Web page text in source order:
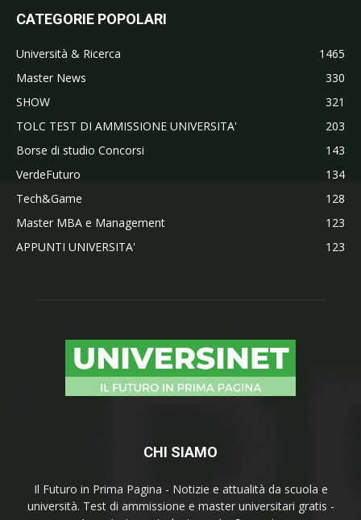
CATEGORIE POPOLARI
Università & Ricerca
1465
Master News
330
SHOW
321
TOLC TEST DI AMMISSIONE UNIVERSITA'
203
Borse di studio Concorsi
143
VerdeFuturo
134
Tech&Game
128
Master MBA e Management
123
APPUNTI UNIVERSITA'
123
CHI SIAMO
Il Futuro in Prima Pagina - Notizie e attualità da scuola e
università. Test di ammissione e master universitari gratis -